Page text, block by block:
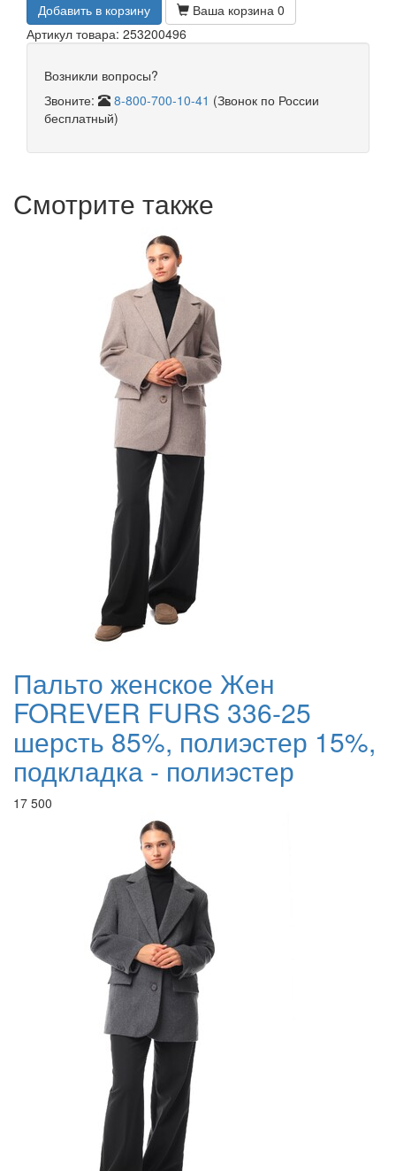
Добавить в корзину
Ваша корзина 0
Артикул товара: 253200496
Возникли вопросы?
Звоните:
8-800-700-10-41 (Звонок по России
бесплатный)
Смотрите также
Пальто женское Жен
FOREVER FURS 336-25
шерсть 85%, полиэстер 15%,
подкладка - полиэстер
17 500